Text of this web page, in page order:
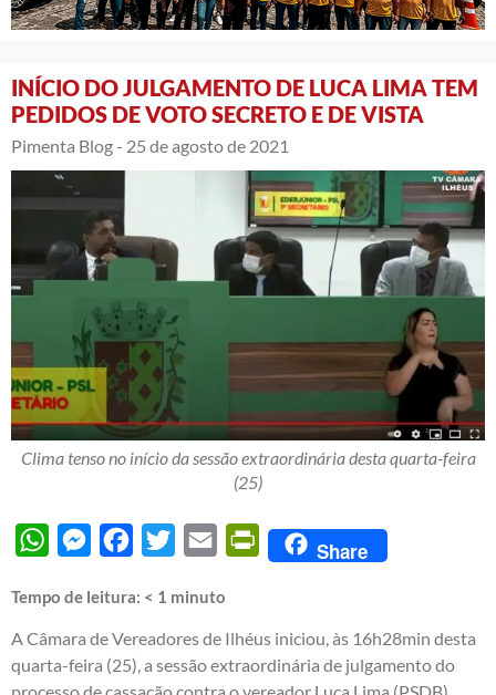
INÍCIO DO JULGAMENTO DE LUCA LIMA TEM
PEDIDOS DE VOTO SECRETO E DE VISTA
Pimenta Blog - 25 de agosto de 2021
Clima tenso no início da sessão extraordinária desta quarta-feira
(25)
WhatsAppMessengerFacebook
Twitter Email PrintFriendly
Share
Tempo de leitura: < 1 minuto
A Câmara de Vereadores de Ilhéus iniciou, às 16h28min desta
quarta-feira (25), a sessão extraordinária de julgamento do